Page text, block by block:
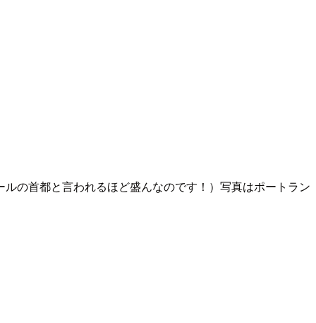
の首都と言われるほど盛んなのです！）写真はポートラン